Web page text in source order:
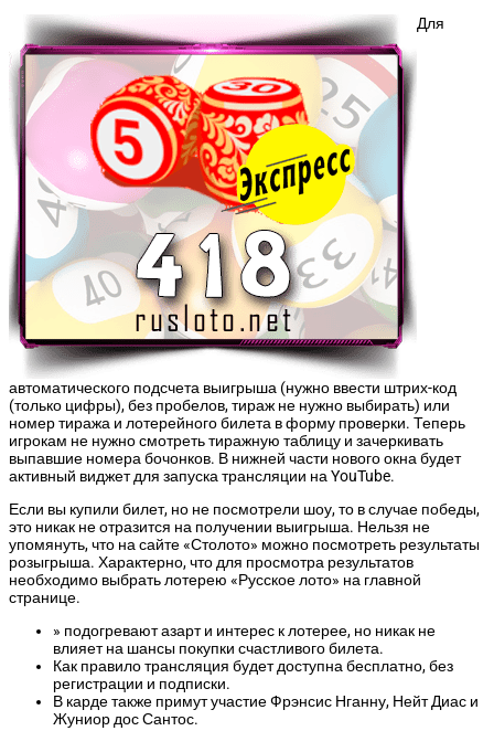
Для
автоматического подсчета выигрыша (нужно ввести штрих-код
(только цифры), без пробелов, тираж не нужно выбирать) или
номер тиража и лотерейного билета в форму проверки. Теперь
игрокам не нужно смотреть тиражную таблицу и зачеркивать
выпавшие номера бочонков. В нижней части нового окна будет
активный виджет для запуска трансляции на YouTube.
Если вы купили билет, но не посмотрели шоу, то в случае победы,
это никак не отразится на получении выигрыша. Нельзя не
упомянуть, что на сайте «Столото» можно посмотреть результаты
розыгрыша. Характерно, что для просмотра результатов
необходимо выбрать лотерею «Русское лото» на главной
странице.
» подогревают азарт и интерес к лотерее, но никак не
влияет на шансы покупки счастливого билета.
Как правило трансляция будет доступна бесплатно, без
регистрации и подписки.
В карде также примут участие Фрэнсис Нганну, Нейт Диас и
Жуниор дос Сантос.